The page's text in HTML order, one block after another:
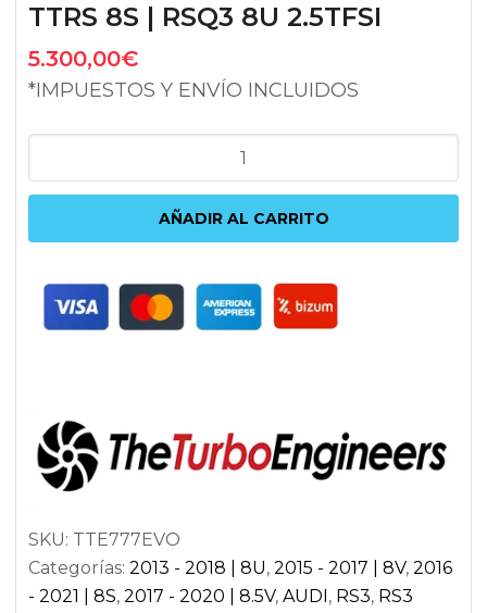
TTRS 8S | RSQ3 8U 2.5TFSI
5.300,00€
*IMPUESTOS Y ENVÍO INCLUIDOS
EVO
RS3
TTRS
RSQ3
8U
2.5TFSI
AÑADIR AL CARRITO
SKU: TTE777EVO
Categorías: 2013 - 2018 | 8U, 2015 - 2017 | 8V, 2016
- 2021 | 8S, 2017 - 2020 | 8.5V, AUDI , RS3, RS3